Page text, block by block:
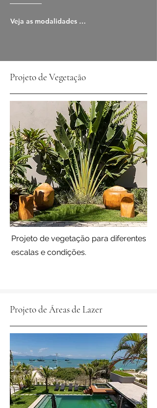
Veja as modalidades de projetos que
Projeto de Vegetação
Projeto de vegetação para diferentes
escalas e condições.
Projeto de Áreas de Lazer